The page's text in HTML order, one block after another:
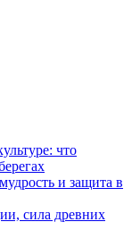
что
и защита в
сила древних